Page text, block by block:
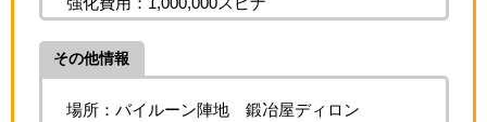
その他情報
場所：バイルーン陣地 鍛冶屋ディロン